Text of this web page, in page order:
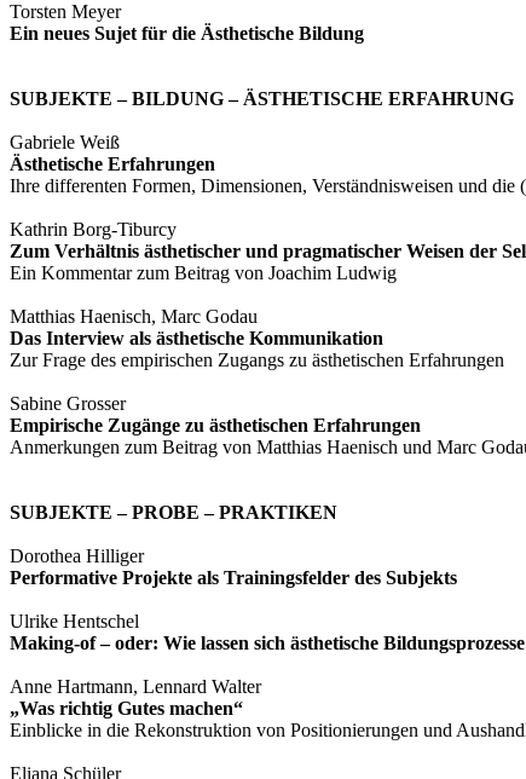
Torsten Meyer
Ein neues Sujet für die Ästhetische Bildung
SUBJEKTE – BILDUNG – ÄSTHETISCHE ERFAHRUNG
Gabriele Weiß
Ästhetische Erfahrungen
Ihre differenten Formen, Dimensionen, Verständnisweisen und
Kathrin Borg-Tiburcy
Zum Verhältnis ästhetischer und pragmatischer Weisen der
Ein Kommentar zum Beitrag von Joachim Ludwig
Matthias Haenisch, Marc Godau
Das Interview als ästhetische Kommunikation
Zur Frage des empirischen Zugangs zu ästhetischen Erfahrungen
Sabine Grosser
Empirische Zugänge zu ästhetischen Erfahrungen
Anmerkungen zum Beitrag von Matthias Haenisch und Marc
SUBJEKTE – PROBE – PRAKTIKEN
Dorothea Hilliger
Performative Projekte als Trainingsfelder des Subjekts
Ulrike Hentschel
Making-of – oder: Wie lassen sich ästhetische
Anne Hartmann, Lennard Walter
„Was richtig Gutes machen“
Einblicke in die Rekonstruktion von Positionierungen und
Eliana Schüler